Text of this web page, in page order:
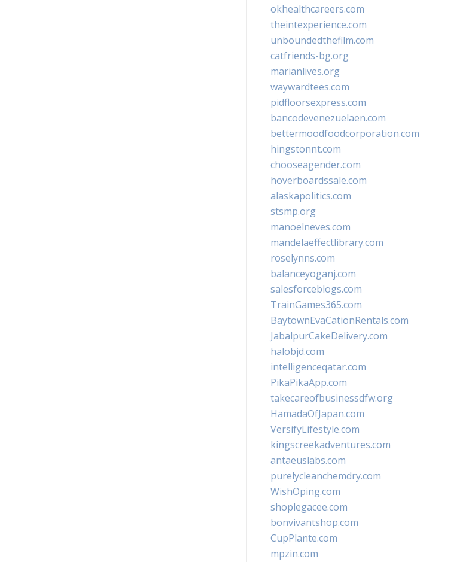
okhealthcareers.com
theintexperience.com
unboundedthefilm.com
catfriends-bg.org
marianlives.org
waywardtees.com
pidfloorsexpress.com
bancodevenezuelaen.com
bettermoodfoodcorporation.com
hingstonnt.com
chooseagender.com
hoverboardssale.com
alaskapolitics.com
stsmp.org
manoelneves.com
mandelaeffectlibrary.com
roselynns.com
balanceyoganj.com
salesforceblogs.com
TrainGames365.com
BaytownEvaCationRentals.com
JabalpurCakeDelivery.com
halobjd.com
intelligenceqatar.com
PikaPikaApp.com
takecareofbusinessdfw.org
HamadaOfJapan.com
VersifyLifestyle.com
kingscreekadventures.com
antaeuslabs.com
purelycleanchemdry.com
WishOping.com
shoplegacee.com
bonvivantshop.com
CupPlante.com
mpzin.com